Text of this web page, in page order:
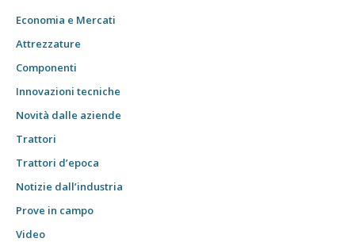
Economia e Mercati
Attrezzature
Componenti
Innovazioni tecniche
Novità dalle aziende
Trattori
Trattori d’epoca
Notizie dall’industria
Prove in campo
Video